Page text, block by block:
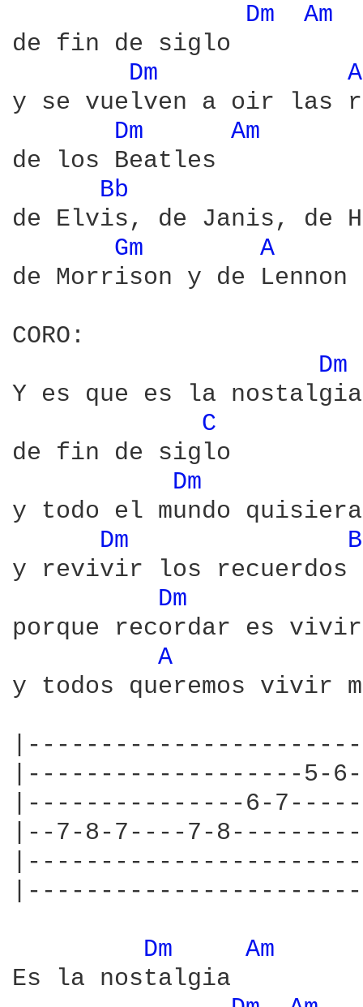
Dm
Am
de fin de siglo
Dm
y se vuelven a oir las
Dm
Am
de los Beatles
Bb
de Elvis, de Janis, de
Gm
A
de Morrison y de Lennon
CORO:
Dm
Y es que es la nostalgia
C
de fin de siglo
Dm
y todo el mundo
Dm
y revivir los recuerdos
Dm
porque recordar es vivir
A
y todos queremos vivir
|-------------------5-
|---------------6-
|--7-8-7----7-
Dm
Am
Es la nostalgia